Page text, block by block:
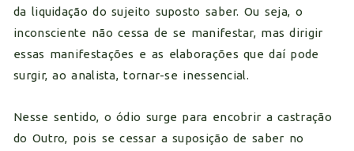
da liquidação do sujeito suposto saber. Ou seja, o
inconsciente não cessa de se manifestar, mas dirigir
essas manifestações e as elaborações que daí pode
surgir, ao analista, tornar-se inessencial.
Nesse sentido, o ódio surge para encobrir a castração
do Outro, pois se cessar a suposição de saber no